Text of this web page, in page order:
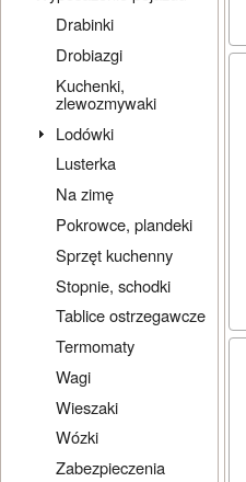
Drabinki
Drobiazgi
Kuchenki,
zlewozmywaki
Lodówki
Lusterka
Na zimę
Pokrowce, plandeki
Sprzęt kuchenny
Stopnie, schodki
Tablice ostrzegawcze
Termomaty
Wagi
Wieszaki
Wózki
Zabezpieczenia